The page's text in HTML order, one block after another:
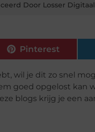
Door Losser Digitaal
Pinterest
wil je dit zo snel
goed opgelost kan
blogs krijg je een